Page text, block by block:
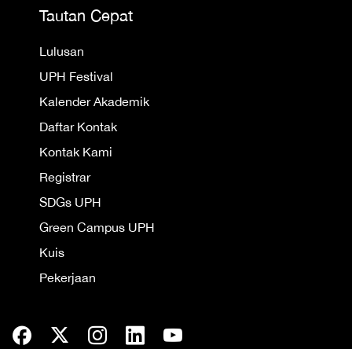
Tautan Cepat
Lulusan
UPH Festival
Kalender Akademik
Daftar Kontak
Kontak Kami
Registrar
SDGs UPH
Green Campus UPH
Kuis
Pekerjaan